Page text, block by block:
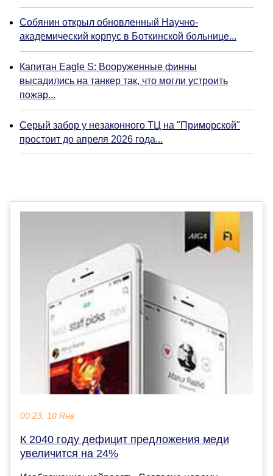
Собянин открыл обновленный Научно-
академический корпус в Боткинской больнице...
Капитан Eagle S: Вооруженные финны
высадились на танкер так, что могли устроить
пожар...
Серый забор у незаконного ТЦ на "Приморской"
простоит до апреля 2026 года...
00:23, 10 Янв
К 2040 году дефицит предложения меди
увеличится на 24%